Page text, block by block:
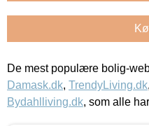
De mest populære bolig-
Damask.dk, TrendyLiving.dk,
Bydahlliving.dk, som alle